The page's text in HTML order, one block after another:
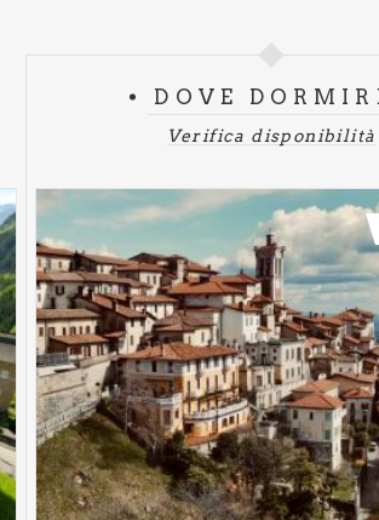
DOVE
Verifica disponibilità